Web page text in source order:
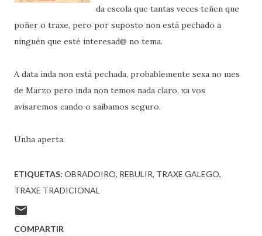
da escola que tantas veces teñen que
poñer o traxe, pero por suposto non está pechado a
ninguén que esté interesad@ no tema.
A data inda non está pechada, probablemente sexa no mes
de Marzo pero inda non temos nada claro, xa vos
avisaremos cando o saibamos seguro.
Unha aperta.
ETIQUETAS: OBRADOIRO REBULIR TRAXE GALEGO
TRAXE TRADICIONAL
COMPARTIR